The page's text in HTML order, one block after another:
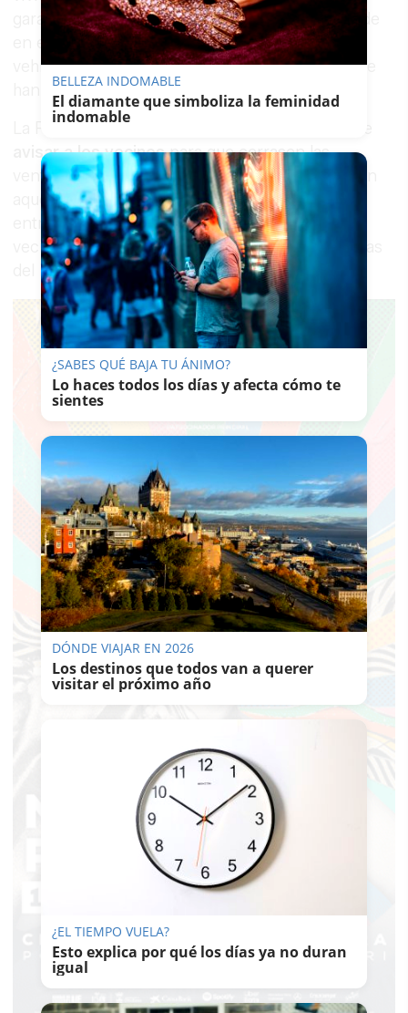
garaje de unos 1.200 metros de superficie, donde
en el momento del incendio había unos 60
vehículos estacionados. Dos bloques son los que
han visto afectados.
La Policía Local y Bomberos se ha encargado de
avisar a los vecinospara que cerrasen las
ventanas y se mantuvieran en sus domicilios. En
aquellas viviendas en las que el humo ya había
entrado, los efectivos policiales ayudaron a los
vecinos a salir. Todavía se desconocen las causas
del incendio.
BELLEZA INDOMABLE
El diamante que simboliza la feminidad
indomable
¿SABES QUÉ BAJA TU ÁNIMO?
Lo haces todos los días y afecta cómo te
sientes
DÓNDE VIAJAR EN 2026
Los destinos que todos van a querer
visitar el próximo año
¿EL TIEMPO VUELA?
Esto explica por qué los días ya no duran
igual